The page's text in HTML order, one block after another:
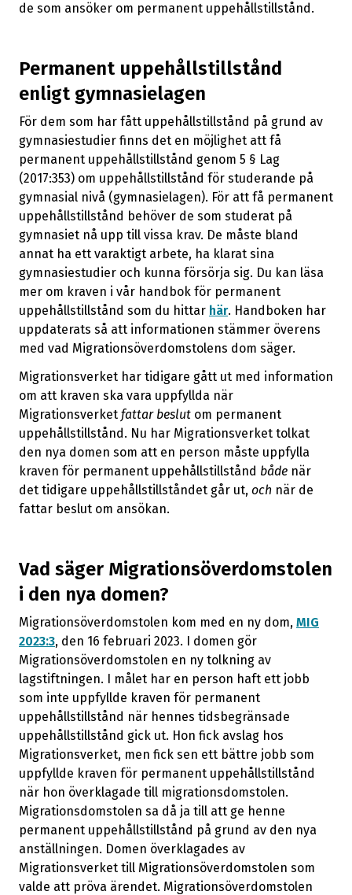
de som ansöker om permanent uppehållstillstånd.
Permanent uppehållstillstånd
enligt gymnasielagen
För dem som har fått uppehållstillstånd på grund av
gymnasiestudier finns det en möjlighet att få
permanent uppehållstillstånd genom 5 § Lag
(2017:353) om uppehållstillstånd för studerande på
gymnasial nivå (gymnasielagen). För att få permanent
uppehållstillstånd behöver de som studerat på
gymnasiet nå upp till vissa krav. De måste bland
annat ha ett varaktigt arbete, ha klarat sina
gymnasiestudier och kunna försörja sig. Du kan läsa
mer om kraven i vår handbok för permanent
uppehållstillstånd som du hittar här. Handboken har
uppdaterats så att informationen stämmer överens
med vad Migrationsöverdomstolens dom säger.
Migrationsverket har tidigare gått ut med information
om att kraven ska vara uppfyllda när
Migrationsverket fattar beslut om permanent
uppehållstillstånd. Nu har Migrationsverket tolkat
den nya domen som att en person måste uppfylla
kraven för permanent uppehållstillstånd både när
det tidigare uppehållstillståndet går ut, och när de
fattar beslut om ansökan.
Vad säger Migrationsöverdomstolen
i den nya domen?
Migrationsöverdomstolen kom med en ny dom, MIG
2023:3, den 16 februari 2023. I domen gör
Migrationsöverdomstolen en ny tolkning av
lagstiftningen. I målet har en person haft ett jobb
som inte uppfyllde kraven för permanent
uppehållstillstånd när hennes tidsbegränsade
uppehållstillstånd gick ut. Hon fick avslag hos
Migrationsverket, men fick sen ett bättre jobb som
uppfyllde kraven för permanent uppehållstillstånd
när hon överklagade till migrationsdomstolen.
Migrationsdomstolen sa då ja till att ge henne
permanent uppehållstillstånd på grund av den nya
anställningen. Domen överklagades av
Migrationsverket till Migrationsöverdomstolen som
valde att pröva ärendet. Migrationsöverdomstolen